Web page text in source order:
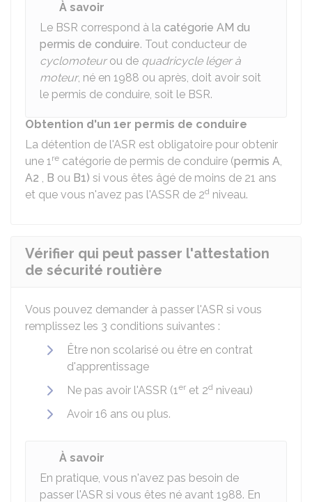
À savoir
Le BSR correspond à la catégorie AM du
permis de conduire. Tout conducteur de
cyclomoteurou de quadricycle léger à
moteur, né en 1988 ou après, doit avoir soit
le permis de conduire, soit le BSR.
Obtention d'un 1er permis de conduire
La détention de l'ASR est obligatoire pour obtenir
une 1re catégorie de permis de conduire (permis A,
A2 , B ou B1) si vous êtes âgé de moins de 21 ans
et que vous n'avez pas l'ASSR de 2d niveau.
Vérifier qui peut passer l'attestation
de sécurité routière
Vous pouvez demander à passer l'ASR si vous
remplissez les 3 conditions suivantes :
Être non scolarisé ou être en contrat
d'apprentissage
Ne pas avoir l'ASSR (1er et 2d niveau)
Avoir 16 ans ou plus.
À savoir
En pratique, vous n'avez pas besoin de
passer l'ASR si vous êtes né avant 1988. En